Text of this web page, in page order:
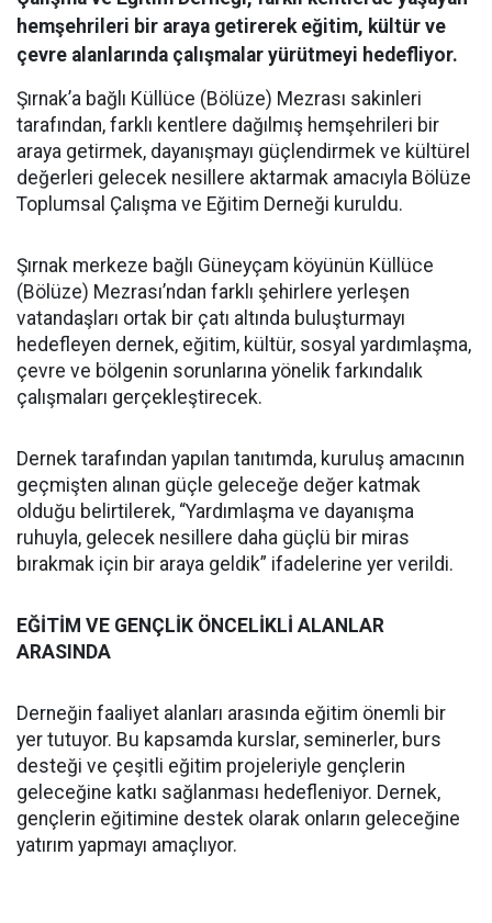
hemşehrileri bir araya getirerek eğitim, kültür ve
çevre alanlarında çalışmalar yürütmeyi hedefliyor.
Şırnak’a bağlı Küllüce (Bölüze) Mezrası sakinleri
tarafından, farklı kentlere dağılmış hemşehrileri bir
araya getirmek, dayanışmayı güçlendirmek ve kültürel
değerleri gelecek nesillere aktarmak amacıyla Bölüze
Toplumsal Çalışma ve Eğitim Derneği kuruldu.
Şırnak merkeze bağlı Güneyçam köyünün Küllüce
(Bölüze) Mezrası’ndan farklı şehirlere yerleşen
vatandaşları ortak bir çatı altında buluşturmayı
hedefleyen dernek, eğitim, kültür, sosyal yardımlaşma,
çevre ve bölgenin sorunlarına yönelik farkındalık
çalışmaları gerçekleştirecek.
Dernek tarafından yapılan tanıtımda, kuruluş amacının
geçmişten alınan güçle geleceğe değer katmak
olduğu belirtilerek, “Yardımlaşma ve dayanışma
ruhuyla, gelecek nesillere daha güçlü bir miras
bırakmak için bir araya geldik” ifadelerine yer verildi.
EĞİTİM VE GENÇLİK ÖNCELİKLİ ALANLAR
ARASINDA
Derneğin faaliyet alanları arasında eğitim önemli bir
yer tutuyor. Bu kapsamda kurslar, seminerler, burs
desteği ve çeşitli eğitim projeleriyle gençlerin
geleceğine katkı sağlanması hedefleniyor. Dernek,
gençlerin eğitimine destek olarak onların geleceğine
yatırım yapmayı amaçlıyor.